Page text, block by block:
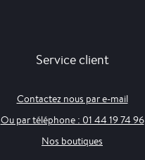
Service client
Contactez nous par e-mail
Ou par téléphone : 01 44 19 74 96
Nos boutiques